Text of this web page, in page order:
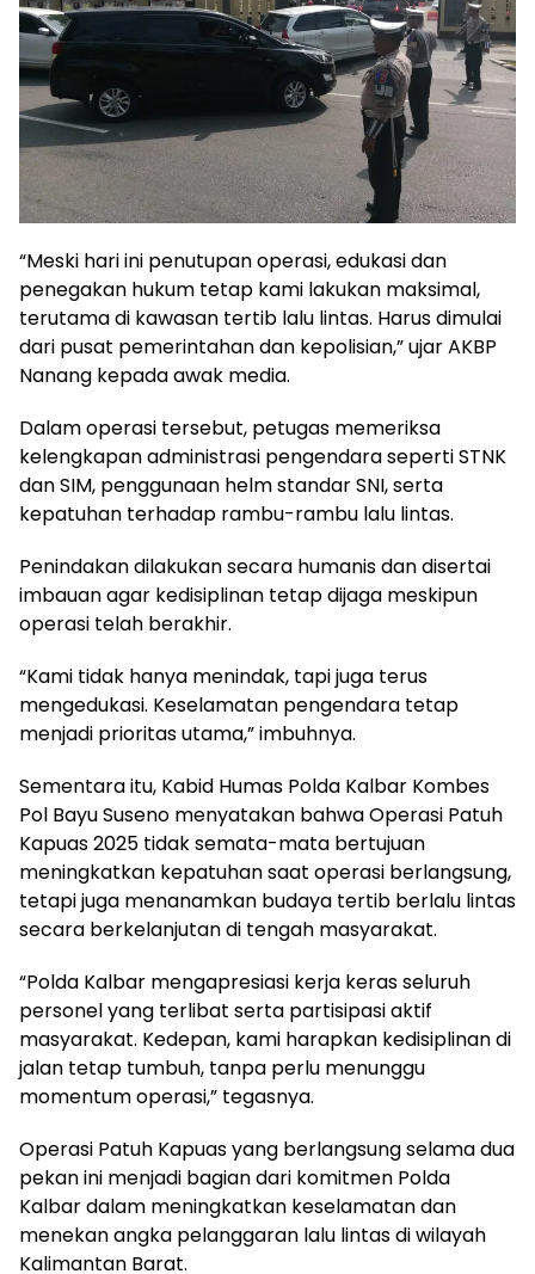
“Meski hari ini penutupan operasi, edukasi dan
penegakan hukum tetap kami lakukan maksimal,
terutama di kawasan tertib lalu lintas. Harus dimulai
dari pusat pemerintahan dan kepolisian,” ujar AKBP
Nanang kepada awak media.
Dalam operasi tersebut, petugas memeriksa
kelengkapan administrasi pengendara seperti STNK
dan SIM, penggunaan helm standar SNI, serta
kepatuhan terhadap rambu-rambu lalu lintas.
Penindakan dilakukan secara humanis dan disertai
imbauan agar kedisiplinan tetap dijaga meskipun
operasi telah berakhir.
“Kami tidak hanya menindak, tapi juga terus
mengedukasi. Keselamatan pengendara tetap
menjadi prioritas utama,” imbuhnya.
Sementara itu, Kabid Humas Polda Kalbar Kombes
Pol Bayu Suseno menyatakan bahwa Operasi Patuh
Kapuas 2025 tidak semata-mata bertujuan
meningkatkan kepatuhan saat operasi berlangsung,
tetapi juga menanamkan budaya tertib berlalu lintas
secara berkelanjutan di tengah masyarakat.
“Polda Kalbar mengapresiasi kerja keras seluruh
personel yang terlibat serta partisipasi aktif
masyarakat. Kedepan, kami harapkan kedisiplinan di
jalan tetap tumbuh, tanpa perlu menunggu
momentum operasi,” tegasnya.
Operasi Patuh Kapuas yang berlangsung selama dua
pekan ini menjadi bagian dari komitmen Polda
Kalbar dalam meningkatkan keselamatan dan
menekan angka pelanggaran lalu lintas di wilayah
Kalimantan Barat.